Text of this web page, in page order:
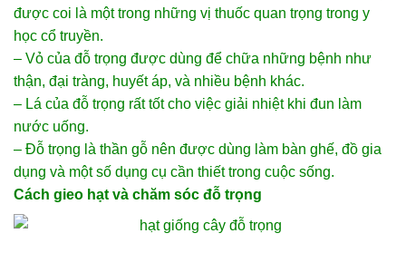
được coi là một trong những vị thuốc quan trọng trong y
học cổ truyền.
– Vỏ của đỗ trọng được dùng để chữa những bệnh như
thận, đại tràng, huyết áp, và nhiều bệnh khác.
– Lá của đỗ trọng rất tốt cho việc giải nhiệt khi đun làm
nước uống.
– Đỗ trọng là thần gỗ nên được dùng làm bàn ghế, đồ gia
dụng và một số dụng cụ cần thiết trong cuộc sống.
Cách gieo hạt và chăm sóc đỗ trọng